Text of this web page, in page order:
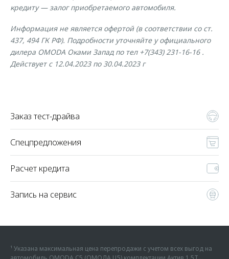
кредиту — залог приобретаемого автомобиля.
Информация не является офертой (в соответствии со ст.
437, 494 ГК РФ). Подробности уточняйте у официального
дилера OMODA Оками Запад по тел +7(343) 231-16-16 .
Действует с 12.04.2023 по 30.04.2023 г
Заказ тест-драйва
Спецпредложения
Расчет кредита
Запись на сервис
¹ Указана максимальная цена перепродажи с учетом всех выгод на